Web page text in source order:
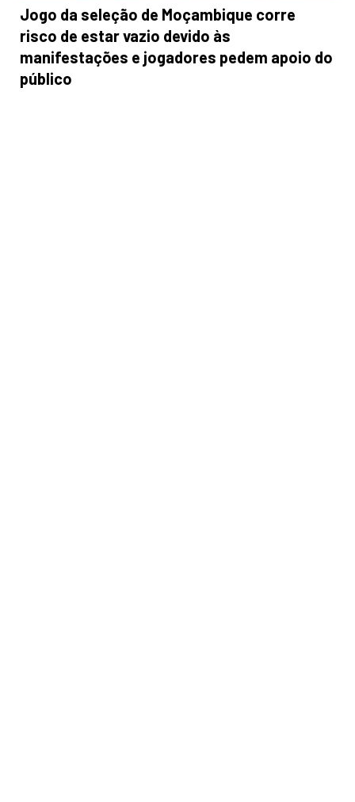
Jogo da seleção de Moçambique corre
risco de estar vazio devido às
manifestações e jogadores pedem apoio do
público